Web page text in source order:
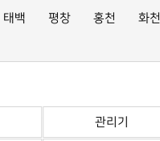
태백 평창 홍천
화천
관리기